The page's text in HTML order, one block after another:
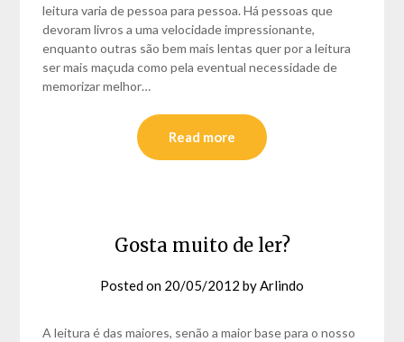
leitura varia de pessoa para pessoa. Há pessoas que
devoram livros a uma velocidade impressionante,
enquanto outras são bem mais lentas quer por a leitura
ser mais maçuda como pela eventual necessidade de
memorizar melhor…
Read more
Gosta muito de ler?
Posted on 20/05/2012 by Arlindo
A leitura é das maiores, senão a maior base para o nosso